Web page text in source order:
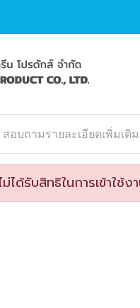
สอบถามรายละเอียดเพิ่มเติม
ด้รับสิทธิในการเข้าใช้ง